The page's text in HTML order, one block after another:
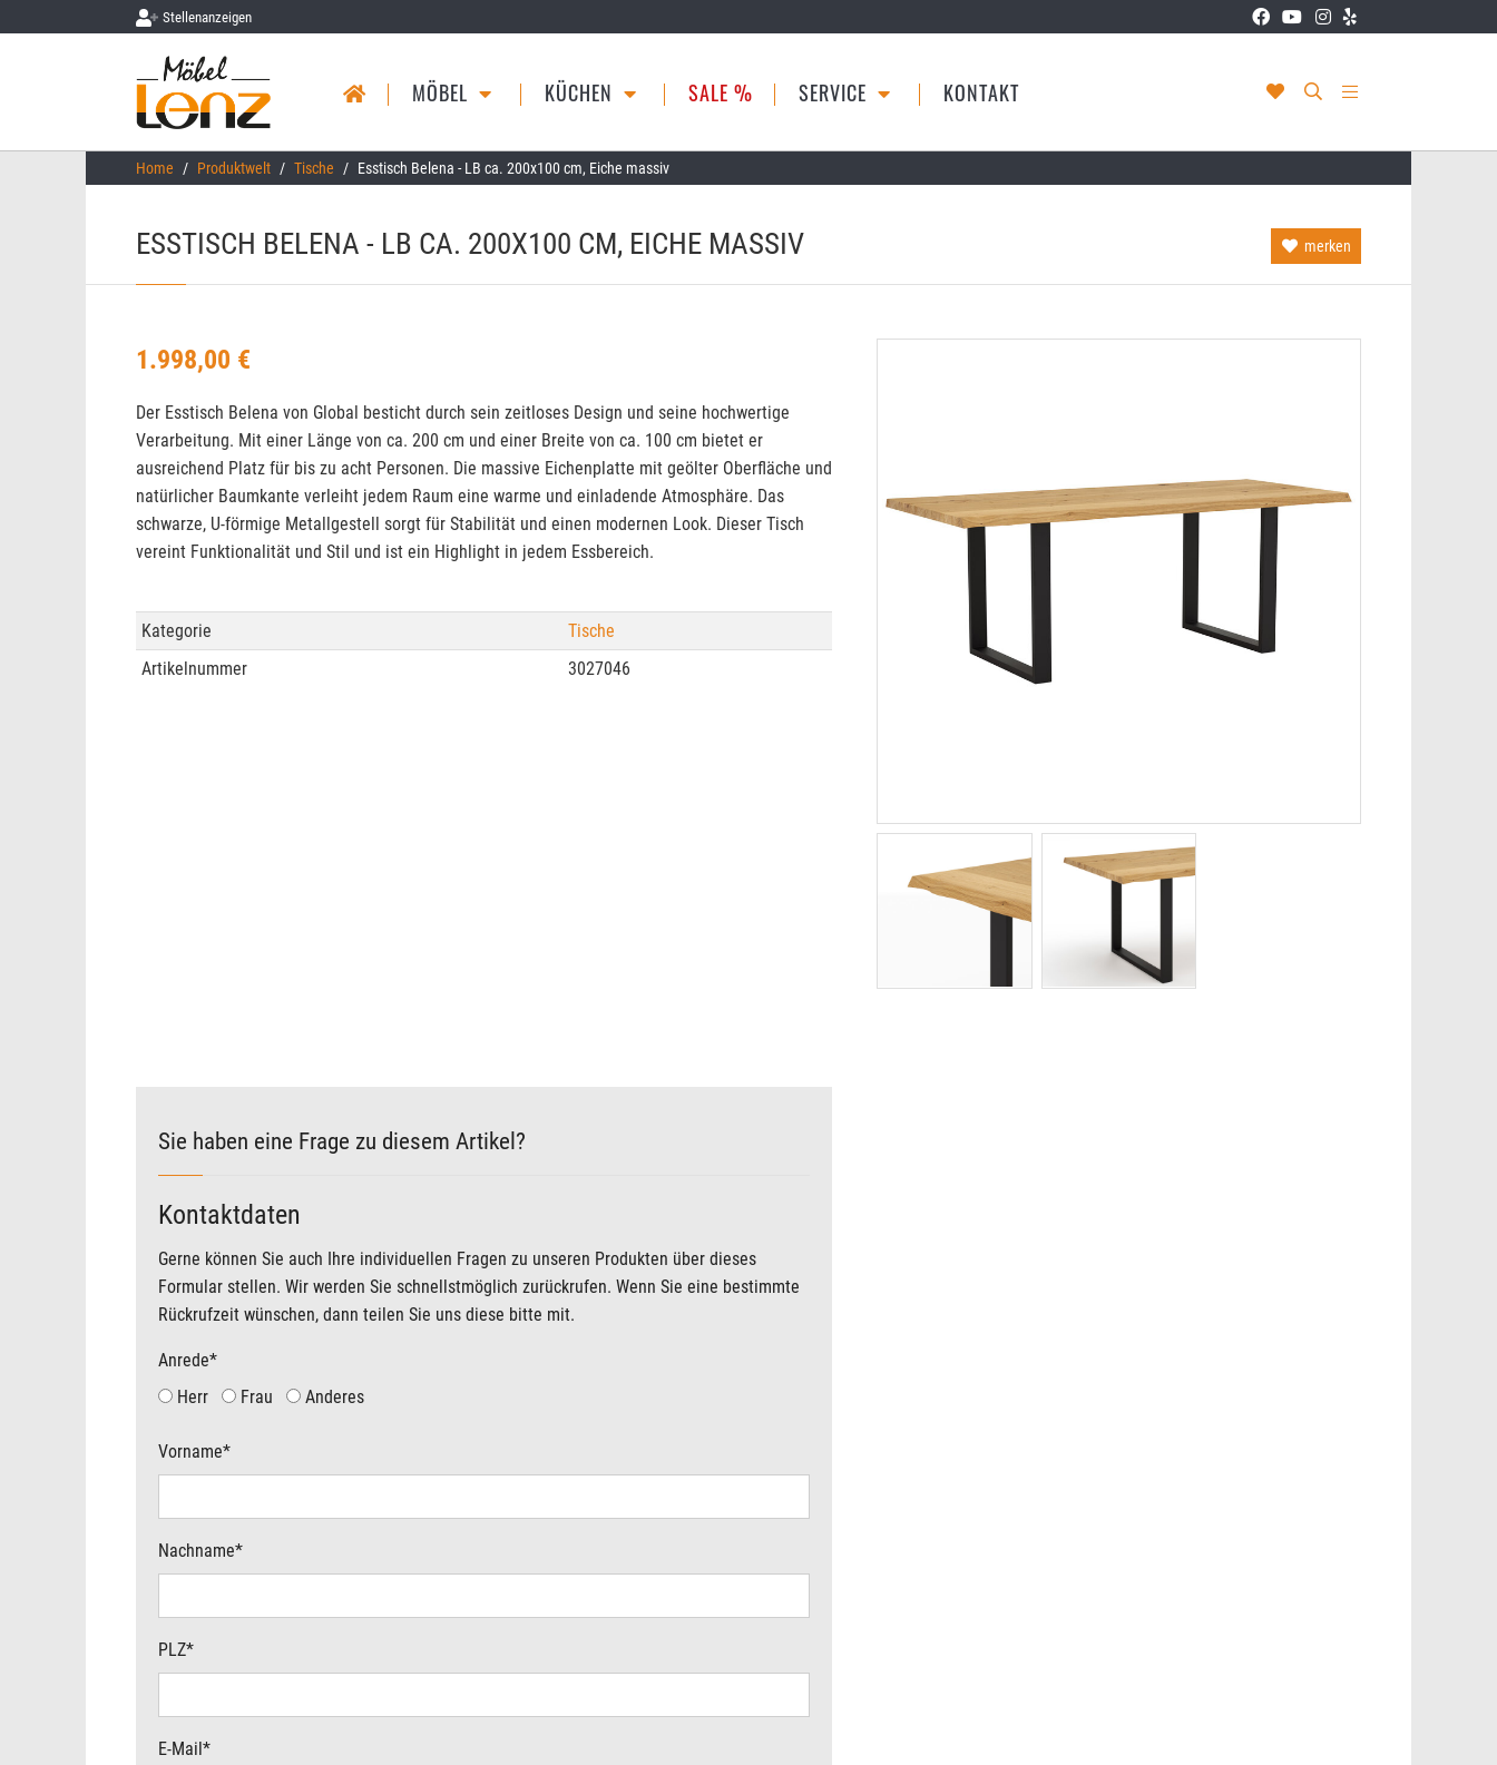
Skip to main content
Stellenanzeigen
MÖBEL KÜCHEN SALE % SERVICE KONTAKT
You are here:
Home Produktwelt Tische Esstisch Belena - LB ca. 200x100 cm, Eiche massiv
ESSTISCH BELENA - LB CA. 200X100 CM, EICHE MASSIV merken
1.998,00 €
Der Esstisch Belena von Global besticht durch sein zeitloses Design und seine hochwertige
Verarbeitung. Mit einer Länge von ca. 200 cm und einer Breite von ca. 100 cm bietet er
ausreichend Platz für bis zu acht Personen. Die massive Eichenplatte mit geölter Oberfläche und
natürlicher Baumkante verleiht jedem Raum eine warme und einladende Atmosphäre. Das
schwarze, U-förmige Metallgestell sorgt für Stabilität und einen modernen Look. Dieser Tisch
vereint Funktionalität und Stil und ist ein Highlight in jedem Essbereich.
Kategorie
Tische
Artikelnummer
3027046
Sie haben eine Frage zu diesem Artikel?
Kontaktdaten
Gerne können Sie auch Ihre individuellen Fragen zu unseren Produkten über dieses
Formular stellen. Wir werden Sie schnellstmöglich zurückrufen. Wenn Sie eine bestimmte
Rückrufzeit wünschen, dann teilen Sie uns diese bitte mit.
Anrede*
Herr
Frau Anderes
Vorname*
Nachname*
PLZ*
E-Mail*